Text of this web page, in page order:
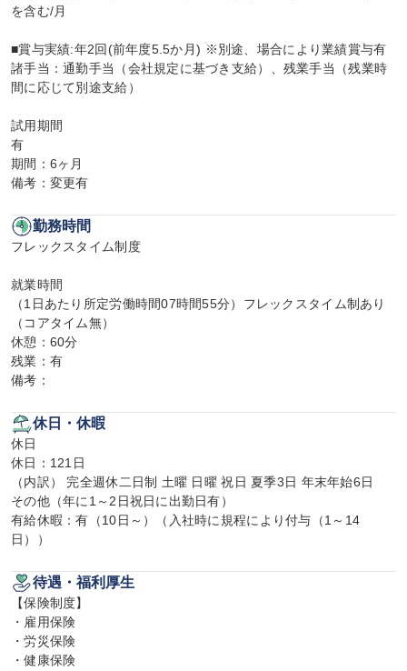
を含む/月
■賞与実績:年2回(前年度5.5か月) ※別途、場合により業績賞与有
諸手当：通勤手当（会社規定に基づき支給）、残業手当（残業時
間に応じて別途支給）
試用期間
有
期間：6ヶ月
備考：変更有
勤務時間
フレックスタイム制度
就業時間
（1日あたり所定労働時間07時間55分）フレックスタイム制あり
（コアタイム無）
休憩：60分
残業：有
備考：
休日・休暇
休日
休日：121日
（内訳） 完全週休二日制 土曜 日曜 祝日 夏季3日 年末年始6日
その他（年に1～2日祝日に出勤日有）
有給休暇：有（10日～）（入社時に規程により付与（1～14
日））
待遇・福利厚生
【保険制度】
・雇用保険
・労災保険
・健康保険